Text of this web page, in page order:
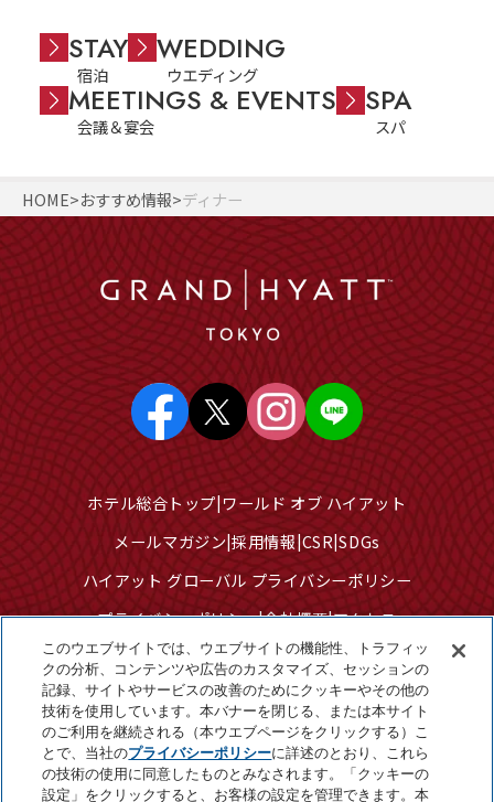
STAY
宿泊
WEDDING
ウエディング
MEETINGS & EVENTS
会議＆宴会
SPA
スパ
HOME おすすめ情報 ディナー
ホテル総合トップ ワールド オブ ハイアット
メールマガジン 採用情報 CSR SDGs
ハイアット グローバル プライバシーポリシー
プライバシーポリシー 会社概要 アクセス
サイトのご利用について サイトマップ
クッキーセンター
個人情報を販売または共有しないでください
このウエブサイトでは、ウエブサイトの機能性、トラフィッ
クの分析、コンテンツや広告のカスタマイズ、セッションの
記録、サイトやサービスの改善のためにクッキーやその他の
技術を使用しています。本バナーを閉じる、または本サイト
のご利用を継続される（本ウエブページをクリックする）こ
とで、当社のプライバシーポリシーに詳述のとおり、これら
の技術の使用に同意したものとみなされます。「クッキーの
設定」をクリックすると、お客様の設定を管理できます。本